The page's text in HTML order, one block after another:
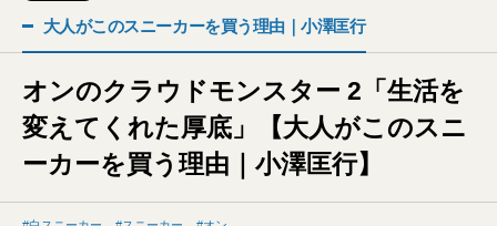
大人がこのスニーカーを買う理由｜小澤匡行
オンのクラウドモンスター 2「生活を
変えてくれた厚底」【大人がこのスニ
ーカーを買う理由｜小澤匡行】